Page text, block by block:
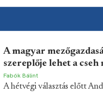
A magyar
szereplője lehet a
Fabók Bálint
A hétvégi választás előtt